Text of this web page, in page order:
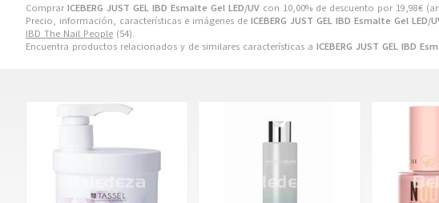
Comprar ICEBERG JUST GEL IBD Esmalte Gel LED/UV con 10,00% de descuento por 19,98€
Precio, información, características e imágenes de ICEBERG JUST GEL IBD Esmalte Gel LED/
IBD The Nail People (54).
Encuentra productos relacionados y de similares características a ICEBERG JUST GEL IBD